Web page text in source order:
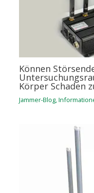
Können
Körper Schaden
Jammer-Blog,